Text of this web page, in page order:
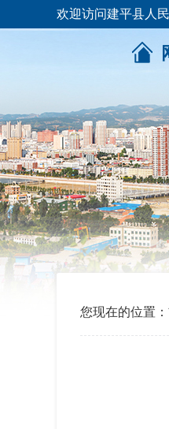
欢迎访问建平县人
您现在的位置：